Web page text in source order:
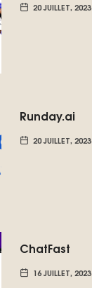
20 JUILLET, 2023
Runday.ai
20 JUILLET, 2023
ChatFast
16 JUILLET, 2023